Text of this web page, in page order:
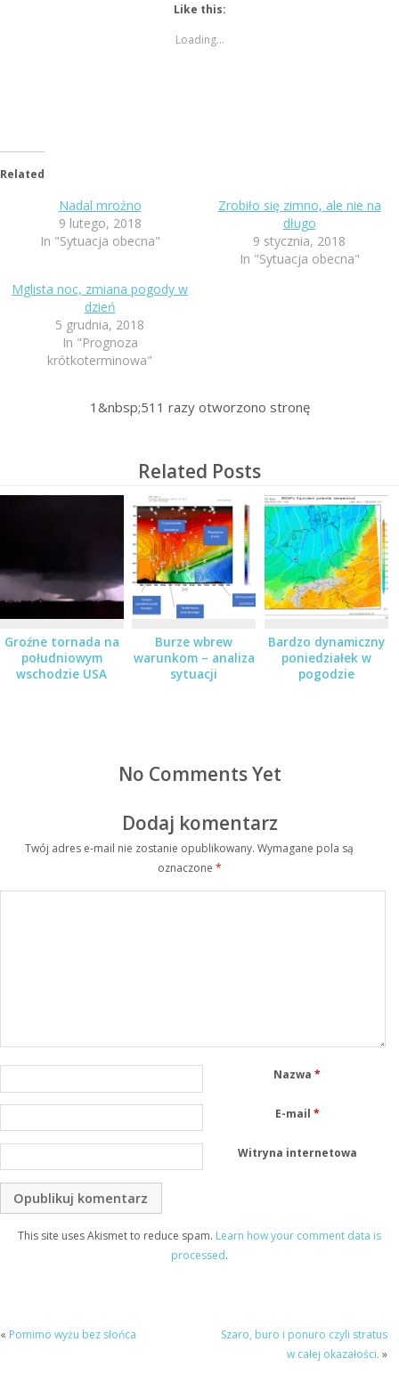
Like this:
Loading...
Related
Nadal mroźno
9 lutego, 2018
In "Sytuacja obecna"
Zrobiło się zimno, ale nie na
długo
9 stycznia, 2018
In "Sytuacja obecna"
Mglista noc, zmiana pogody w
dzień
5 grudnia, 2018
In "Prognoza
krótkoterminowa"
1&nbsp;511 razy otworzono stronę
Related Posts
Groźne tornada na
południowym
wschodzie USA
Burze wbrew
warunkom – analiza
sytuacji
Bardzo dynamiczny
poniedziałek w
pogodzie
No Comments Yet
Dodaj komentarz
Twój adres e-mail nie zostanie opublikowany. Wymagane pola są
oznaczone *
Nazwa*
E-mail *
Witryna internetowa
This site uses Akismet to reduce spam. Learn how your comment data is
processed.
« Pomimo wyżu bez słońca
Szaro, buro i ponuro czyli stratus
w całej okazałości. »